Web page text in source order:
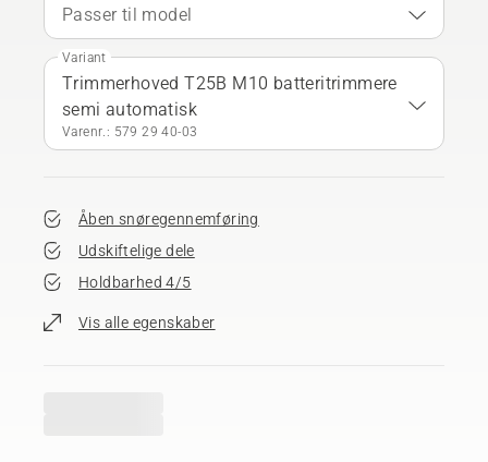
Passer til model
Variant
Trimmerhoved T25B M10 batteritrimmere
semi automatisk
Varenr.: 579 29 40‑03
Åben snøregennemføring
Udskiftelige dele
Holdbarhed 4/5
Vis alle egenskaber